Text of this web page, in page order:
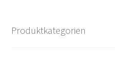
Produktkategorien